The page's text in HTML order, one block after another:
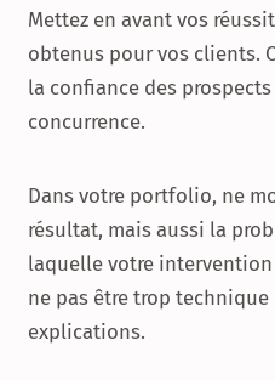
Mettez en avant vos
obtenus pour vos clients.
la confiance des
concurrence.
Dans votre portfolio, ne
résultat, mais aussi la
laquelle votre intervention
ne pas être trop
explications.